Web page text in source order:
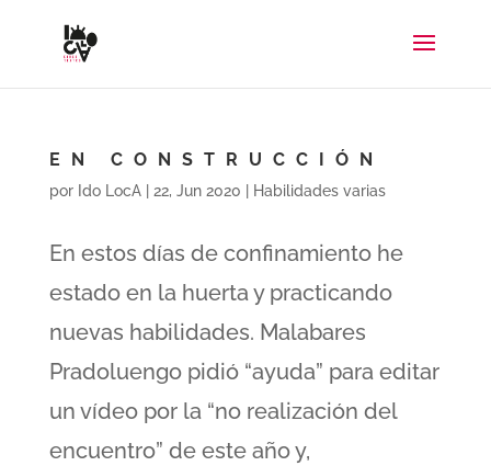
EN CONSTRUCCIÓN
por Ido LocA| 22, Jun 2020 Habilidades varias
En estos días de confinamiento he
estado en la huerta y practicando
nuevas habilidades. Malabares
Pradoluengo pidió “ayuda” para editar
un vídeo por la “no realización del
encuentro” de este año y,